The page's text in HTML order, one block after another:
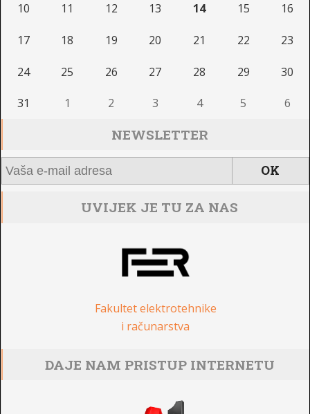
10 11 12 13 14 15 16
17 18 19 20 21 22 23
24 25 26 27 28 29 30
31 1 2 3 4 5 6
NEWSLETTER
UVIJEK JE TU ZA NAS
Fakultet elektrotehnike
i računarstva
DAJE NAM PRISTUP INTERNETU